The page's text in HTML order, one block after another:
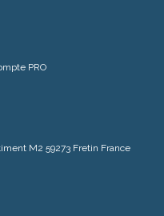
PRO
M2 59273 Fretin France